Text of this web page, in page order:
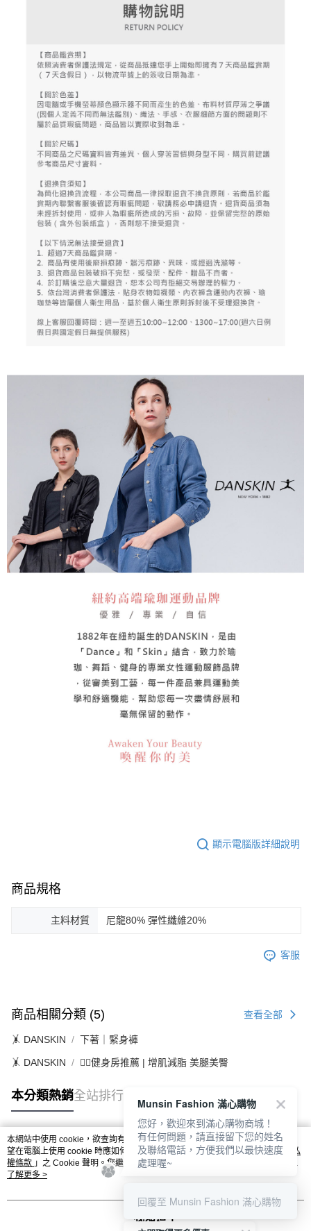
顯示電腦版詳細說明
商品規格
主料材質 尼龍80% 彈性纖維20%
客服
商品相關分類 (5) 查看全部
🤸 DANSKIN 下著｜緊身褲
🤸 DANSKIN 🏋️‍♀️健身房推薦 | 增肌減脂 美腿美臀
本分類熱銷全站排行
熱門標籤
本網站中使用 cookie，欲查詢有關本網站使用 cookie 方式之詳情，及若您不希
望在電腦上使用 cookie 時應如何變更電腦的 cookie 設定，請參閱本網站「
隱私
權條款 」之 Cookie 聲明。您繼續使用本網站即表示您同意本公司得按本網站使
用條款之 Cookie 聲明使用 cookie。
了解更多 >
我知道了
Munsin Fashion 滿心購物
您好，歡迎來到滿心購物商城！
有任何問題，請直接留下您的姓名
及聯絡電話，方便我們以最快速度
處理喔~
回覆至 Munsin Fashion 滿心購物